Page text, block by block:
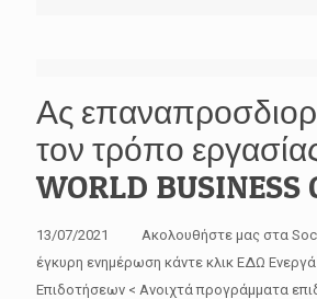
Ας
τον τρόπο
WORLD BUSINESS
13/07/2021 Ακολουθήστε μας στα
έγκυρη ενημέρωση κάντε κλικ ΕΔΩ
Επιδοτήσεων < Ανοιχτά προγράμματα